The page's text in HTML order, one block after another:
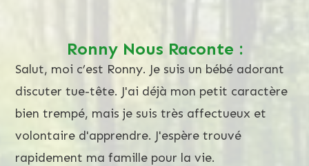
Ronny Nous Raconte :
Salut, moi c’est Ronny. Je suis un bébé adorant
discuter tue-tête. J'ai déjà mon petit caractère
bien trempé, mais je suis très affectueux et
volontaire d'apprendre. J'espère trouvé
rapidement ma famille pour la vie.